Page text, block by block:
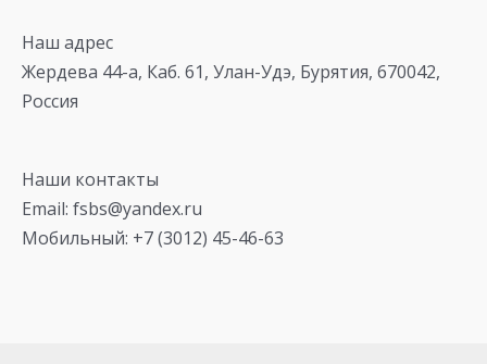
Наш адрес
Жердева 44-а, Каб. 61, Улан-Удэ, Бурятия, 670042,
Россия
Наши контакты
Email: fsbs@yandex.ru
Мобильный: +7 (3012) 45-46-63